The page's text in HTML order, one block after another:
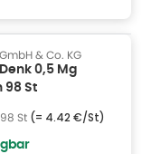
& Co. KG
0,5 Mg
98 St
98 St (= 4.42 €/St)